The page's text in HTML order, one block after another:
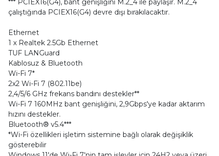
*** PCIEX16(G4), bant genişliğini M.2_4 ile paylaşır. M.2_4
çalıştığında PCIEX16(G4) devre dışı bırakılacaktır.
Ethernet
1 x Realtek 2.5Gb Ethernet
TUF LANGuard
Kablosuz & Bluetooth
Wi-Fi 7*
2x2 Wi-Fi 7 (802.11be)
2,4/5/6 GHz frekans bandını destekler**
Wi-Fi 7 160MHz bant genişliğini, 2,9Gbps'ye kadar aktarım
hızını destekler.
Bluetooth® v5.4***
*Wi-Fi özellikleri işletim sistemine bağlı olarak değişiklik
gösterebilir